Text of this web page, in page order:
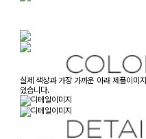
실제 색상과 가장 가까운 아래 제품이미
있습니다.